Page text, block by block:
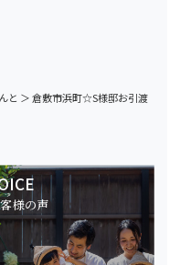
と ＞倉敷市浜町☆S様邸お引渡
様の声